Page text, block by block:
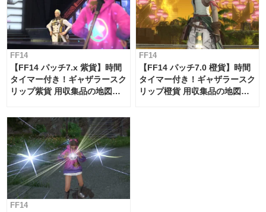
FF14
【FF14 パッチ7.x 紫貨】時間
タイマー付き！ギャザラースク
リップ紫貨 用収集品の地図
FF14
【FF14 パッチ7.0 橙貨】時間
タイマー付き！ギャザラースク
リップ橙貨 用収集品の地図
FF14